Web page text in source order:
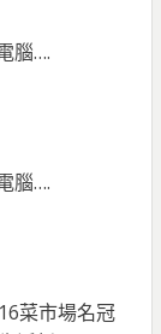
腦….
腦….
菜市場名冠